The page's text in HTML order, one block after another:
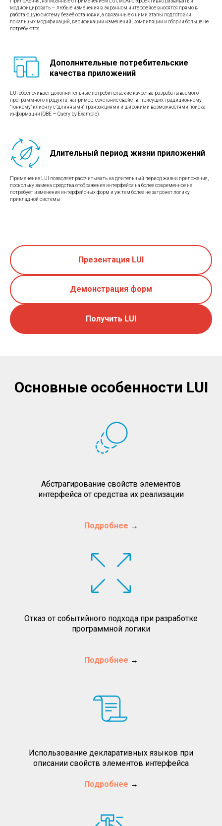
модифицировать — любые изменения в экранном интерфейсе вносятся прямо в
работающую систему без её остановки, а связанные с ними этапы подготовки
локальных модификаций, верификации изменений, компиляции и сборки больше не
потребуются
Дополнительные потребительские
качества приложений
LUI обеспечивает дополнительные потребительские качества разрабатываемого
программного продукта, например, сочетание свойств, присущих традиционному
"тонкому" клиенту с "длинными" транзакциями и широкими возможностями поиска
информации (QBE — Query by Example)
Длительный период жизни приложений
Применение LUI позволяет рассчитывать на длительный период жизни приложения,
поскольку замена средства отображения интерфейса на более современное не
потребует изменения интерфейсных форм и уж тем более не затронет логику
прикладной системы
Презентация LUI
Демонстрация форм
Получить LUI
Основные особенности LUI
Абстрагирование свойств элементов
интерфейса от средства их реализации
Подробнее →
Отказ от событийного подхода при разработке
программной логики
Подробнее →
Использование декларативных языков при
описании свойств элементов интерфейса
Подробнее →